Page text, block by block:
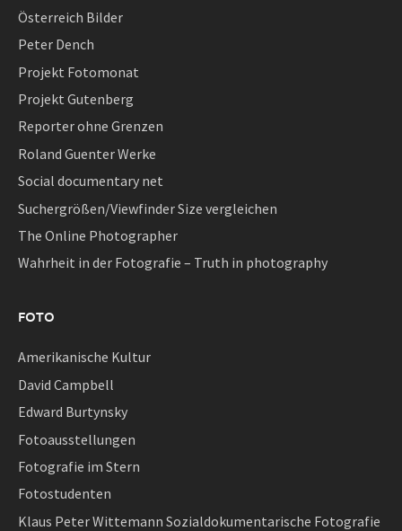
Österreich Bilder
Peter Dench
Projekt Fotomonat
Projekt Gutenberg
Reporter ohne Grenzen
Roland Guenter Werke
Social documentary net
Suchergrößen/Viewfinder Size vergleichen
The Online Photographer
Wahrheit in der Fotografie – Truth in photography
FOTO
Amerikanische Kultur
David Campbell
Edward Burtynsky
Fotoausstellungen
Fotografie im Stern
Fotostudenten
Klaus Peter Wittemann Sozialdokumentarische Fotografie